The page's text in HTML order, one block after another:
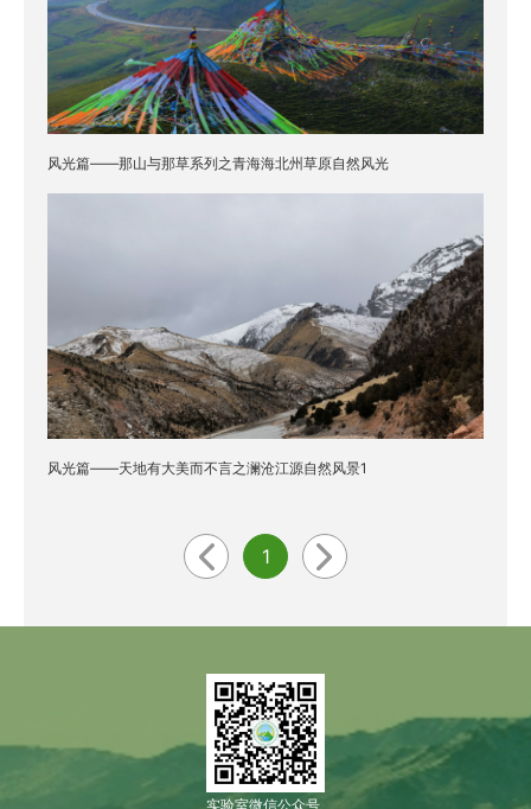
风光篇——那山与那草系列之青海海北州草原自然风光
风光篇——天地有大美而不言之澜沧江源自然风景1
1
实验室微信公众号